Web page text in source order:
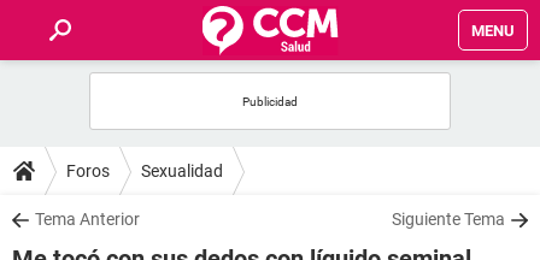
MENU
FOROS
SALUD
Foros Sexualidad
Tema Anterior Siguiente Tema